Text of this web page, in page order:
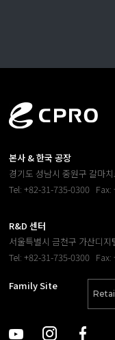
본사 & 한국 공장
경기도 성남시 중원구 갈마
Tel: +82-31-735-0300
R&D 센터
서울특별시 금천구 가산디
Tel: +82-31-735-0300
Family Site